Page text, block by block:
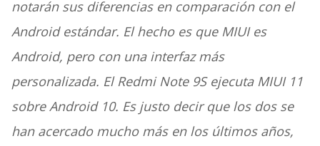
notarán sus diferencias en comparación con el
Android estándar. El hecho es que MIUI es
Android, pero con una interfaz más
personalizada. El Redmi Note 9S ejecuta MIUI 11
sobre Android 10. Es justo decir que los dos se
han acercado mucho más en los últimos años,